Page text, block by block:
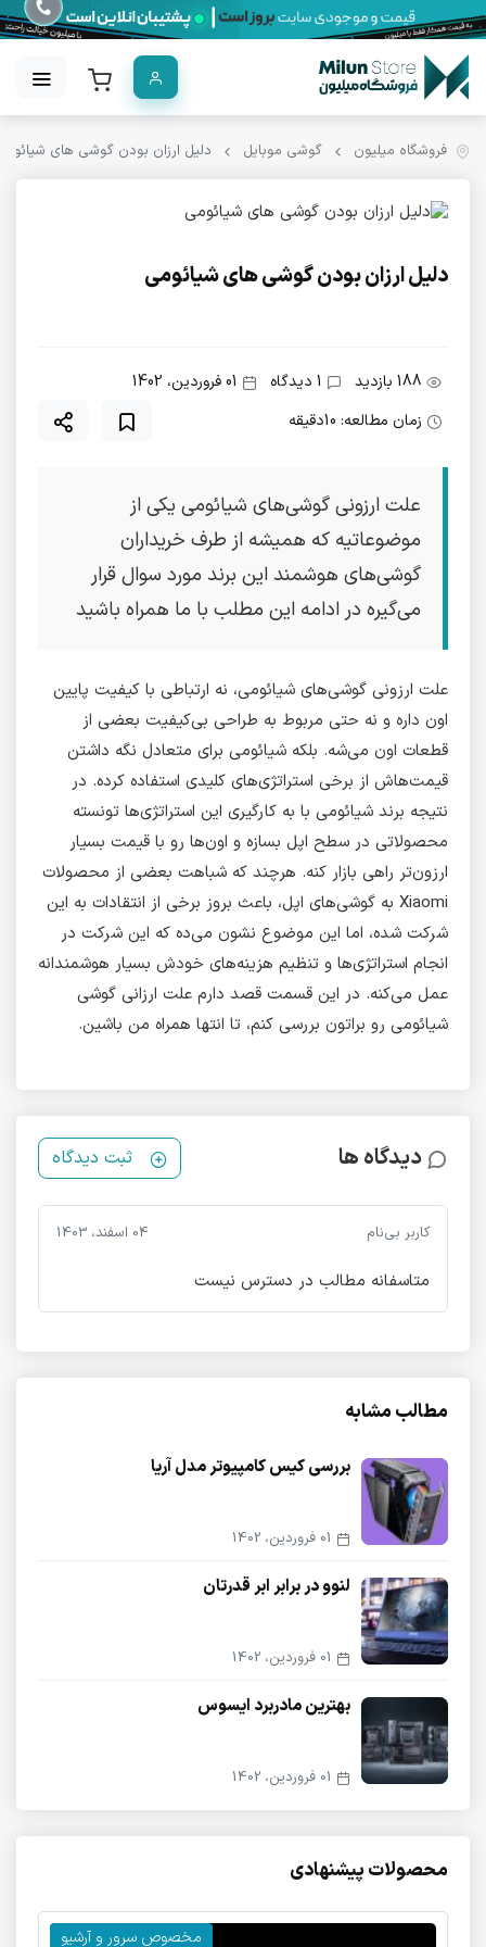
فروشگاه میلیون گوشی موبایل دلیل ارزان بودن گوشی های
دلیل ارزان بودن گوشی های شیائومی
188 بازدید 1 دیدگاه
01 فروردین، 1402
زمان مطالعه: 10دقیقه
علت ارزونی گوشی‌های شیائومی یکی از
موضوعاتیه که همیشه از طرف خریداران
گوشی‌های هوشمند این برند مورد سوال قرار
می‌گیره در ادامه این مطلب با ما همراه باشید
علت ارزونی گوشی‌های شیائومی، نه ارتباطی با کیفیت پایین
اون داره و نه حتی مربوط به طراحی بی‌کیفیت بعضی از
قطعات اون می‌شه. بلکه شیائومی برای متعادل نگه داشتن
قیمت‌هاش از برخی استراتژی‌های کلیدی استفاده کرده. در
نتیجه برند شیائومی با به کارگیری این استراتژی‌ها تونسته
محصولاتی در سطح اپل بسازه و اون‌ها رو با قیمت بسیار
ارزون‌تر راهی بازار کنه. هرچند که شباهت بعضی از محصولات
Xiaomi به گوشی‌های اپل، باعث بروز برخی از انتقادات به این
شرکت شده، اما این موضوع نشون می‌ده که این شرکت در
انجام استراتژی‌ها و تنظیم هزینه‌های خودش بسیار هوشمندانه
عمل می‌کنه. در این قسمت قصد دارم علت ارزانی گوشی
شیائومی رو براتون بررسی کنم، تا انتها همراه من باشین.
دیدگاه ها ثبت دیدگاه
کاربر بی‌نام 04 اسفند، 1403
متاسفانه مطالب در دسترس نیست
مطالب مشابه
بررسی کیس کامپیوتر مدل آریا
01 فروردین، 1402
لنوو در برابر ابر قدرتان
01 فروردین، 1402
بهترین مادربرد ایسوس
01 فروردین، 1402
محصولات پیشنهادی
مخصوص سرور و آرشیو